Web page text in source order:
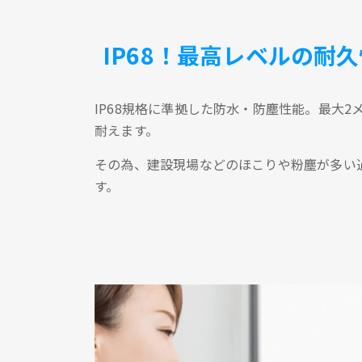
IP68！最高レベルの耐
IP68規格に準拠した防水・防塵性能。最大2
耐えます。
その為、建設現場などのほこりや粉塵が多
す。